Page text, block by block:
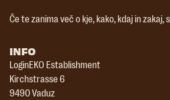
Če te zanima več o kje, kako, kdaj in zakaj,
INFO
LoginEKO Establishment
Kirchstrasse 6
9490 Vaduz